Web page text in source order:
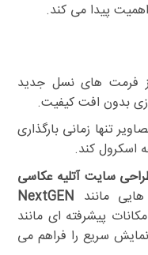
پیدا می کند.
فرمت های نسل جدید
تنها زمانی بارگذاری
اسکرول کند.
سایت آتلیه عکاسی
مانند NextGEN
پیشرفته ای مانند
سریع را فراهم می